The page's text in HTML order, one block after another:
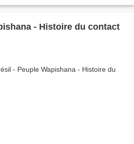
- Histoire du contact